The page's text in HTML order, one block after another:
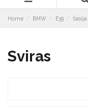
Home BMW E39 Šasija
Sviras